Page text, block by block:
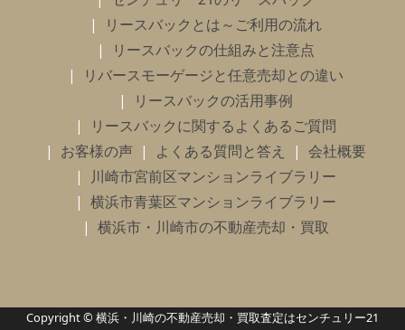
リースバックとは～ご利用の流れ
リースバックの仕組みと注意点
リバースモーゲージと任意売却との違い
リースバックの活用事例
リースバックに関するよくあるご質問
お客様の声
よくある質問と答え
会社概要
川崎市宮前区マンションライブラリー
横浜市青葉区マンションライブラリー
横浜市・川崎市の不動産売却・買取
Copyright © 横浜・川崎の不動産売却・買取査定はセンチュリー21